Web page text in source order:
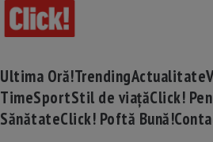
Ultima Oră!TrendingActualitate
TimeSportStil de viațăClick!
SănătateClick! Poftă Bună!